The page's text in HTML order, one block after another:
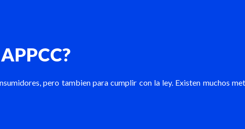
pero tambien para cumplir con la ley. Existen muchos